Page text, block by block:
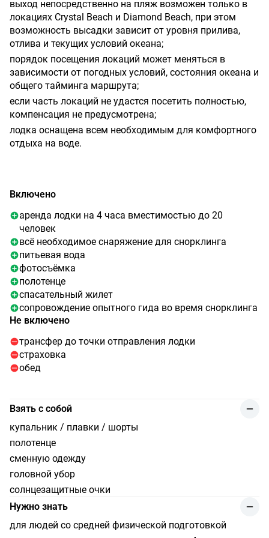
выход непосредственно на пляж возможен только в
локациях Crystal Beach и Diamond Beach, при этом
возможность высадки зависит от уровня прилива,
отлива и текущих условий океана;
порядок посещения локаций может меняться в
зависимости от погодных условий, состояния океана и
общего тайминга маршрута;
если часть локаций не удастся посетить полностью,
компенсация не предусмотрена;
лодка оснащена всем необходимым для комфортного
отдыха на воде.
Включено
аренда лодки на 4 часа вместимостью до 20
человек
всё необходимое снаряжение для снорклинга
питьевая вода
фотосъёмка
полотенце
спасательный жилет
сопровождение опытного гида во время снорклинга
Не включено
трансфер до точки отправления лодки
страховка
обед
Взять с собой
купальник / плавки / шорты
полотенце
сменную одежду
головной убор
солнцезащитные очки
Нужно знать
для людей со средней физической подготовкой